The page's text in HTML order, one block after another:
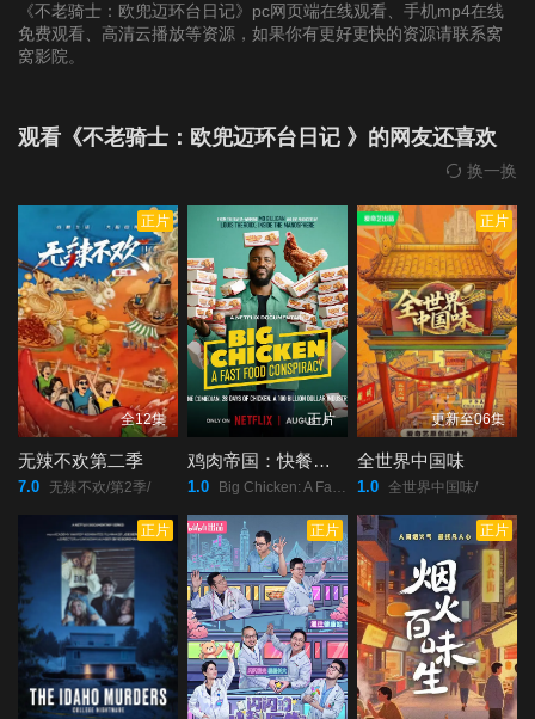
《不老骑士：欧兜迈环台日记》pc网页端在线观看、手机mp4在线
免费观看、高清云播放等资源，如果你有更好更快的资源请联系窝
窝影院。
观看《不老骑士：欧兜迈环台日记 》的网友还喜欢
换一换
正片
全12集
无辣不欢第二季
7.0 无辣不欢/第2季/
正片
鸡肉帝国：快餐阴谋
1.0 Big Chicken: A Fast Food Conspiracy/
正片
更新至06集
全世界中国味
1.0 全世界中国味/
正片 正片 正片